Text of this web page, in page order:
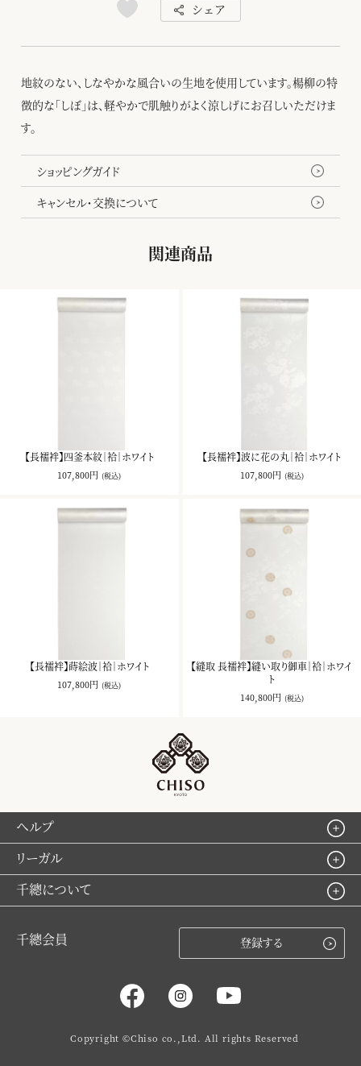
シェア
地紋のない、しなやかな風合いの生地を使用しています。楊柳の特
徴的な「しぼ」は、軽やかで肌触りがよく涼しげにお召しいただけま
す。
ショッピングガイド
キャンセル・交換について
関連商品
【長襦袢】四釜本紋｜袷｜ホワイト
107,800円 (税込)
【長襦袢】波に花の丸｜袷｜ホワイト
107,800円 (税込)
【長襦袢】蒔絵波｜袷｜ホワイト
107,800円 (税込)
【縫取 長襦袢】縫い取り御車｜袷｜ホワイ
ト
140,800円 (税込)
ヘルプ
リーガル
千總について
千總会員 登録する
Copyright ©Chiso co.,Ltd. All rights Reserved